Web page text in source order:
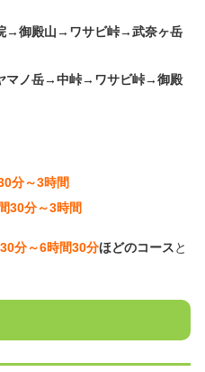
御殿山→ワサビ峠→武奈ヶ岳
ノ岳→中峠→ワサビ峠→御殿
分～3時間
30分～3時間
分～6時間30分ほどのコースと